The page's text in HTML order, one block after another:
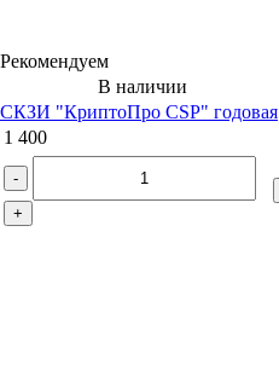
Рекомендуем
В наличии
СКЗИ "КриптоПро CSP" годовая
1 400
-
+